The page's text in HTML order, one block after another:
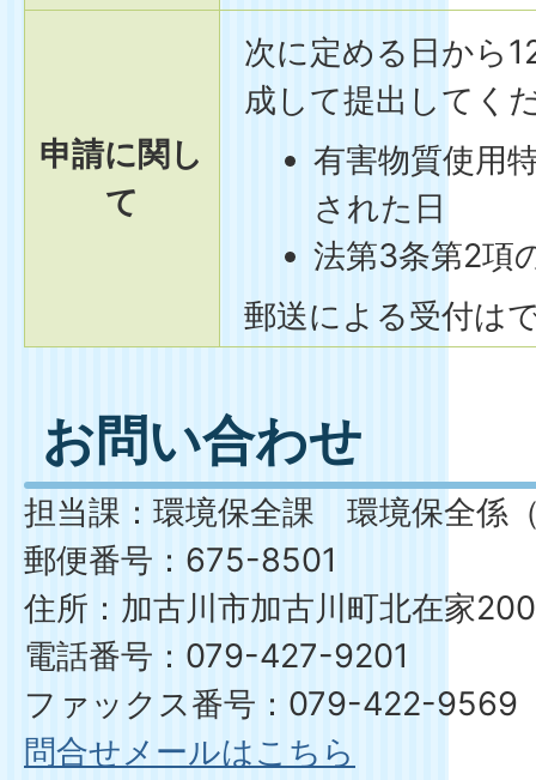
申請に関し
て
次に定める日から
成して提出してく
有害物質使用
された日
法第3条第2項
郵送による受付は
お問い合わせ
担当課：環境保全課 環境保全係
郵便番号：675-8501
住所：加古川市加古川町北在家
電話番号：079-427-9201
ファックス番号：079-422-9569
問合せメールはこちら